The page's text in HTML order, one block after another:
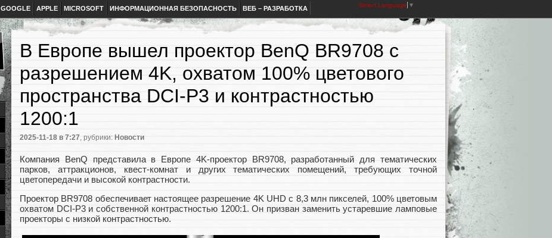
GOOGLE APPLE MICROSOFT ИНФОРМАЦИОННАЯ БЕЗОПАСНОСТЬ ВЕБ – РАЗРАБОТКА Select Language ▼
В Европе вышел проектор BenQ BR9708 с
разрешением 4K, охватом 100% цветового
пространства DCI-P3 и контрастностью
1200:1
2025-11-18 в 7:27, рубрики: Новости
Компания BenQ представила в Европе 4K-проектор BR9708, разработанный для тематических
парков, аттракционов, квест-комнат и других тематических помещений, требующих точной
цветопередачи и высокой контрастности.
Проектор BR9708 обеспечивает настоящее разрешение 4K UHD с 8,3 млн пикселей, 100% цветовым
охватом DCI-P3 и собственной контрастностью 1200:1. Он призван заменить устаревшие ламповые
проекторы с низкой контрастностью.